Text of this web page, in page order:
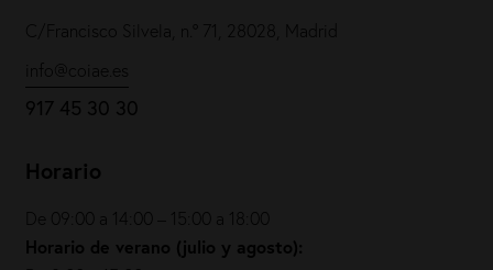
C/Francisco Silvela, n.º 71, 28028, Madrid
info@coiae.es
917 45 30 30
Horario
De 09:00 a 14:00 – 15:00 a 18:00
Horario de verano (julio y agosto):